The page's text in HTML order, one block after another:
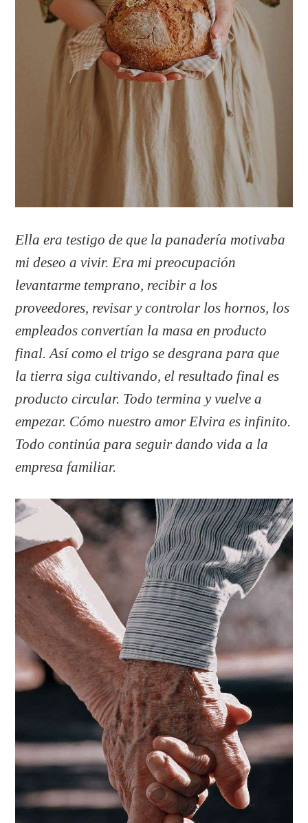
Ella era testigo de que la panadería motivaba
mi deseo a vivir. Era mi preocupación
levantarme temprano, recibir a los
proveedores, revisar y controlar los hornos, los
empleados convertían la masa en producto
final. Así como el trigo se desgrana para que
la tierra siga cultivando, el resultado final es
producto circular. Todo termina y vuelve a
empezar. Cómo nuestro amor Elvira es infinito.
Todo continúa para seguir dando vida a la
empresa familiar.